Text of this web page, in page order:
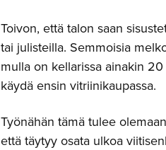
Toivon, että talon saan
tai julisteilla. Semmoisia
mulla on kellarissa ainakin
käydä ensin vitriinikaupassa.
Työnähän tämä tulee
että täytyy osata ulkoa